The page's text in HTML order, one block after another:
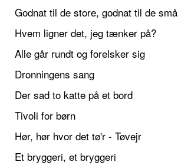
Godnat til de store, godnat til de små
Hvem ligner det, jeg tænker på?
Alle går rundt og forelsker sig
Dronningens sang
Der sad to katte på et bord
Tivoli for børn
Hør, hør hvor det tø'r - Tøvejr
Et bryggeri, et bryggeri